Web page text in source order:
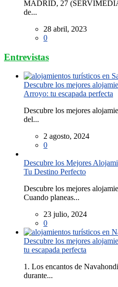
MADRID, 27
de...
28 abril, 2023
0
Entrevistas
Descubre los mejores
Arroyo: tu escapada perfecta
Descubre los mejores
del...
2 agosto, 2024
0
Descubre los Mejores
Tu Destino Perfecto
Descubre los mejores
Cuando planeas...
23 julio, 2024
0
Descubre los mejores
tu escapada perfecta
1. Los encantos de
durante...